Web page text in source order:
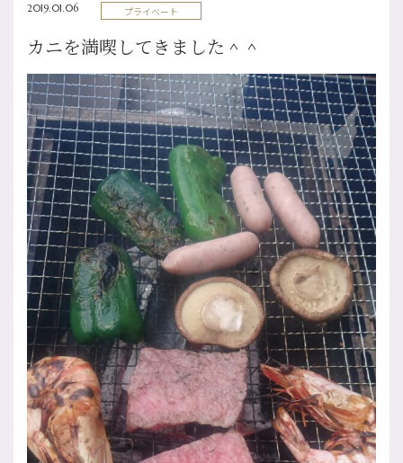
2019.01.06 プライベート
カニを満喫してきました＾＾